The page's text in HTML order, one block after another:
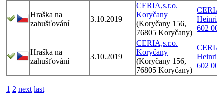
Hraška na
zahušťování
3.10.2019
CERIA,s.r.o.
Koryčany
(Koryčany 156,
76805 Koryčany)
602 00
Hraška na
zahušťování
3.10.2019
CERIA,s.r.o.
Koryčany
(Koryčany 156,
76805 Koryčany)
602 00
1 2 next last